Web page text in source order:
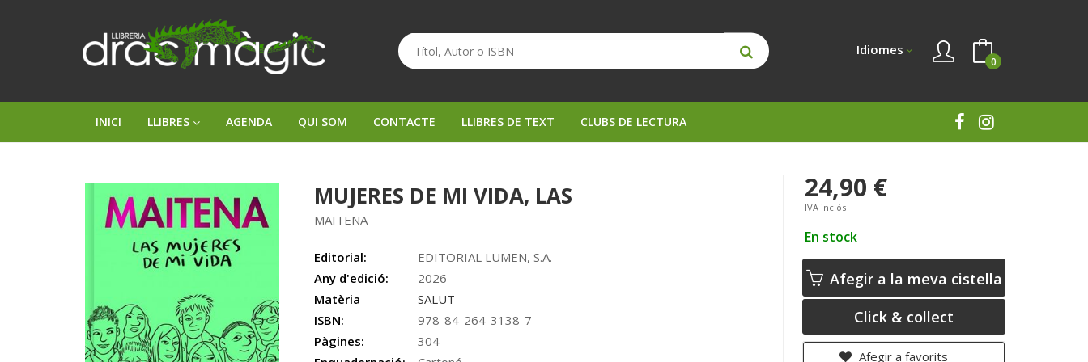
Idiomes
0
INICI LLIBRES AGENDA QUI SOM CONTACTE LLIBRES DE TEXT CLUBS DE LECTURA
MUJERES DE MI VIDA, LAS
MAITENA
Editorial:
EDITORIAL LUMEN, S.A.
Any d'edició:
2026
Matèria
SALUT
ISBN:
978-84-264-3138-7
Pàgines:
304
24,90 €
IVA inclós
En stock
Afegir a la meva cistella
Click & collect
Afegir a favorits